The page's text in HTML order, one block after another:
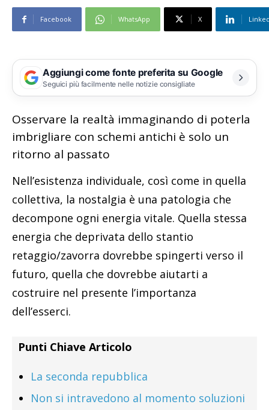
Facebook WhatsApp X
Aggiungi come fonte preferita su Google
Seguici più facilmente nelle notizie consigliate
Osservare la realtà immaginando di poterla
imbrigliare con schemi antichi è solo un
ritorno al passato
Nell’esistenza individuale, così come in quella
collettiva, la nostalgia è una patologia che
decompone ogni energia vitale. Quella stessa
energia che deprivata dello stantio
retaggio/zavorra dovrebbe spingerti verso il
futuro, quella che dovrebbe aiutarti a
costruire nel presente l’importanza
dell’esserci.
Punti Chiave Articolo
La seconda repubblica
Non si intravedono al momento soluzioni